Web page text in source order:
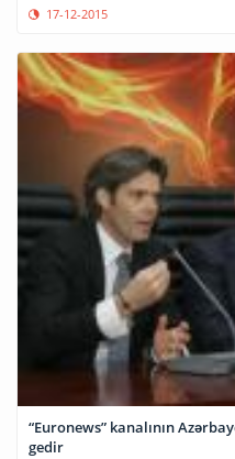
17-12-2015
“Euronews” kanalının
gedir